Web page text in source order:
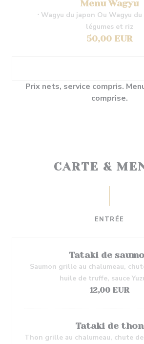
Menu Wagyu
⋅ Wagyu du japon Ou Wagyu
légumes et riz
50,00 EUR
Prix nets, service compris.
comprise.
CARTE &
ENTRÉE
Tataki de
Saumon grille au chalumeau,
huile de truffe, sauce
12,00 EUR
Tataki de thon
Thon grille au chalumeau, chute